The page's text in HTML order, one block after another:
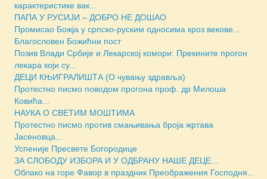
карактеристике вак...
ПАПА У РУСИЈИ – ДОБРО НЕ ДОШАО
Промисао Божја у српско-руским односима кроз векове...
Благословен Божићни пост
Позив Влади Србије и Лекарској комори: Прекините прогон
лекара који су...
ДЕЦИ КЊИГРАЛИШТА (О чувању здравља)
Протестно писмо поводом прогона проф. др Милоша
Ковића...
НАУКА О СВЕТИМ МОШТИМА
Протестно писмо против смањивања броја жртава
Јасеновца...
Успеније Пресвете Богородице
ЗА СЛОБОДУ ИЗБОРА И У ОДБРАНУ НАШЕ ДЕЦЕ...
Облако на горе Фавор в праздник Преображения Господня...